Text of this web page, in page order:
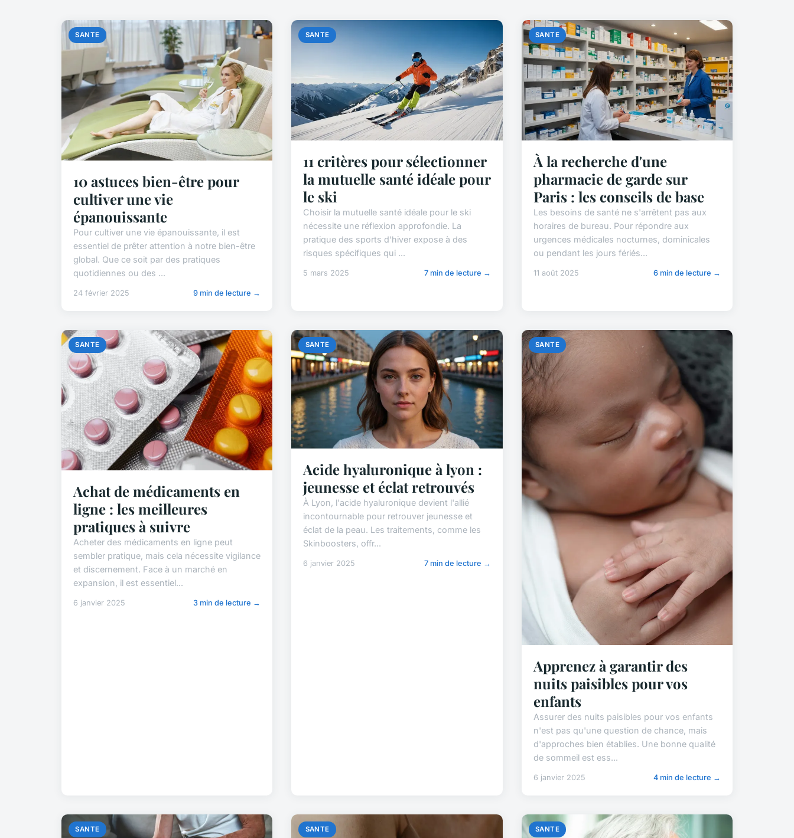
SANTE
10 astuces bien-être pour
cultiver une vie
épanouissante
Pour cultiver une vie épanouissante, il est
essentiel de prêter attention à notre bien-être
global. Que ce soit par des pratiques
quotidiennes ou des ...
24 février 2025 9 min de lecture →
SANTE
11 critères pour sélectionner
la mutuelle santé idéale pour
le ski
Choisir la mutuelle santé idéale pour le ski
nécessite une réflexion approfondie. La
pratique des sports d'hiver expose à des
risques spécifiques qui ...
5 mars 2025 7 min de lecture →
SANTE
À la recherche d'une
pharmacie de garde sur
Paris : les conseils de base
Les besoins de santé ne s'arrêtent pas aux
horaires de bureau. Pour répondre aux
urgences médicales nocturnes, dominicales
ou pendant les jours fériés...
11 août 2025 6 min de lecture →
SANTE
Achat de médicaments en
ligne : les meilleures
pratiques à suivre
Acheter des médicaments en ligne peut
sembler pratique, mais cela nécessite vigilance
et discernement. Face à un marché en
expansion, il est essentiel...
6 janvier 2025 3 min de lecture →
SANTE
Acide hyaluronique à lyon :
jeunesse et éclat retrouvés
À Lyon, l'acide hyaluronique devient l'allié
incontournable pour retrouver jeunesse et
éclat de la peau. Les traitements, comme les
Skinboosters, offr...
6 janvier 2025 7 min de lecture →
SANTE
Apprenez à garantir des
nuits paisibles pour vos
enfants
Assurer des nuits paisibles pour vos enfants
n'est pas qu'une question de chance, mais
d'approches bien établies. Une bonne qualité
de sommeil est ess...
6 janvier 2025 4 min de lecture →
SANTE SANTE SANTE